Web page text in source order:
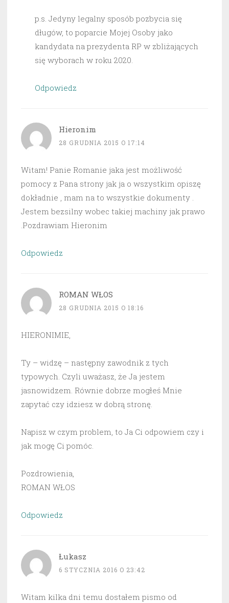
p.s. Jedyny legalny sposób pozbycia się
długów, to poparcie Mojej Osoby jako
kandydata na prezydenta RP w zbliżających
się wyborach w roku 2020.
Odpowiedz
Hieronim
28 GRUDNIA 2015 O 17:14
Witam! Panie Romanie jaka jest możliwość
pomocy z Pana strony jak ja o wszystkim opiszę
dokładnie , mam na to wszystkie dokumenty .
Jestem bezsilny wobec takiej machiny jak prawo
.Pozdrawiam Hieronim
Odpowiedz
ROMAN WŁOS
28 GRUDNIA 2015 O 18:16
HIERONIMIE,
Ty – widzę – następny zawodnik z tych
typowych. Czyli uważasz, że Ja jestem
jasnowidzem. Równie dobrze mogłeś Mnie
zapytać czy idziesz w dobrą stronę.
Napisz w czym problem, to Ja Ci odpowiem czy i
jak mogę Ci pomóc.
Pozdrowienia,
ROMAN WŁOS
Odpowiedz
Łukasz
6 STYCZNIA 2016 O 23:42
Witam kilka dni temu dostałem pismo od